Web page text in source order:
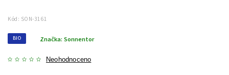
Kód: SON-3161
BIO
Neohodnoceno
Značka: Sonnentor